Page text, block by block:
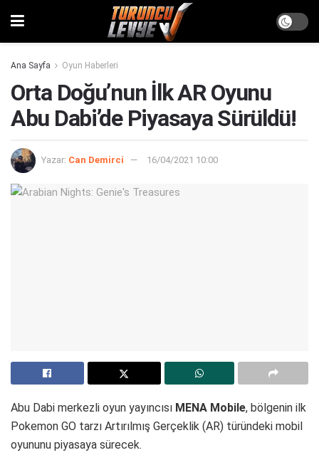
Ana Sayfa Oyun Haberleri
Orta Doğu’nun İlk AR Oyunu
Abu Dabi’de Piyasaya Sürüldü!
Yazar: Can Demirci 16/04/2021 10:00
Abu Dabi merkezli oyun yayıncısı MENA Mobile, bölgenin ilk
Pokemon GO tarzı Artırılmış Gerçeklik (AR) türündeki mobil
oyununu piyasaya sürecek.